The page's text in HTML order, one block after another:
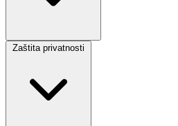
Zaštita privatnosti